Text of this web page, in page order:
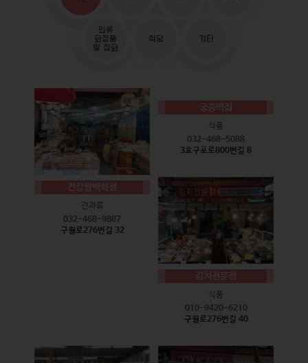
의류
화장품
및 잡화
식당 기타
건강짱백화점
견과류
032-468-9887
구월로276번길 32
궁중떡집
식품
032-468-5088
3호구포로800번길 8
김치전문점
식품
010-9420-6210
구월로276번길 40